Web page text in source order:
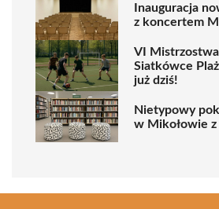
Inauguracja
z koncertem
VI
Siatkówce
już dziś!
Nietypowy
w Mikołowie